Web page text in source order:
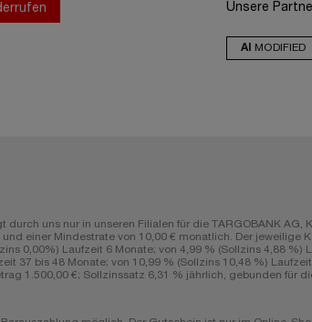
Unsere
AI MODIFIED
uns nur in unseren Filialen für die TARGOBANK AG,
einer Mindestrate von 10,00 € monatlich. Der jeweilige
0,00%) Laufzeit 6 Monate; von 4,99 % (Sollzins 4,88 %)
37 bis 48 Monate; von 10,99 % (Sollzins 10,48 %)
1.500,00 €; Sollzinssatz 6,31 % jährlich, gebunden für